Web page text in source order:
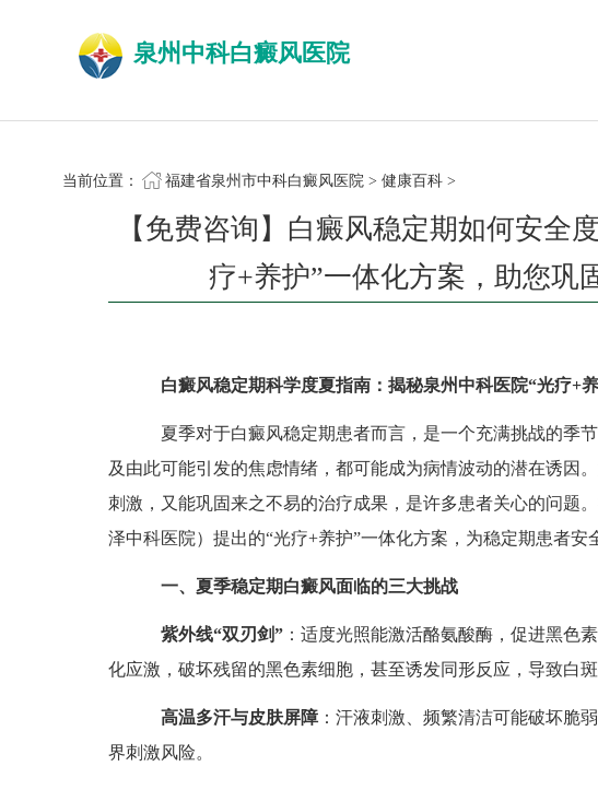
泉州中科白癜风医院
当前位置： 福建省泉州市中科白癜风医院 > 健康百科 >
【免费咨询】白癜风稳定期如何安全
疗+养护”一体化方案，助您巩
白癜风稳定期科学度夏指南：揭秘泉州中科医院“光疗+
夏季对于白癜风稳定期患者而言，是一个充满挑战的季节
及由此可能引发的焦虑情绪，都可能成为病情波动的潜在诱因
刺激，又能巩固来之不易的治疗成果，是许多患者关心的问题
泽中科医院）提出的“光疗+养护”一体化方案，为稳定期患者安
一、夏季稳定期白癜风面临的三大挑战
紫外线“双刃剑” ：适度光照能激活酪氨酸酶，促进黑色
化应激，破坏残留的黑色素细胞，甚至诱发同形反应，导致白斑
高温多汗与皮肤屏障 ：汗液刺激、频繁清洁可能破坏脆
界刺激风险。